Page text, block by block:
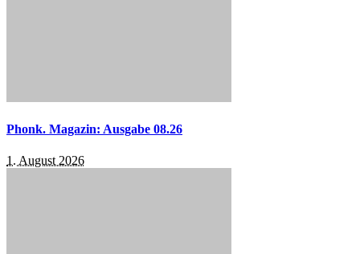
Phonk. Magazin: Ausgabe 08.26
1. August 2026